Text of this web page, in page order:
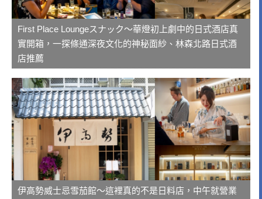
First Place Loungeスナック～華燈初上劇中的日式酒店真
實開箱，一探條通深夜文化的神秘面紗、林森北路日式酒
店推薦
伊高勢威士忌雪茄館～這裡真的不是日料店，中午就營業